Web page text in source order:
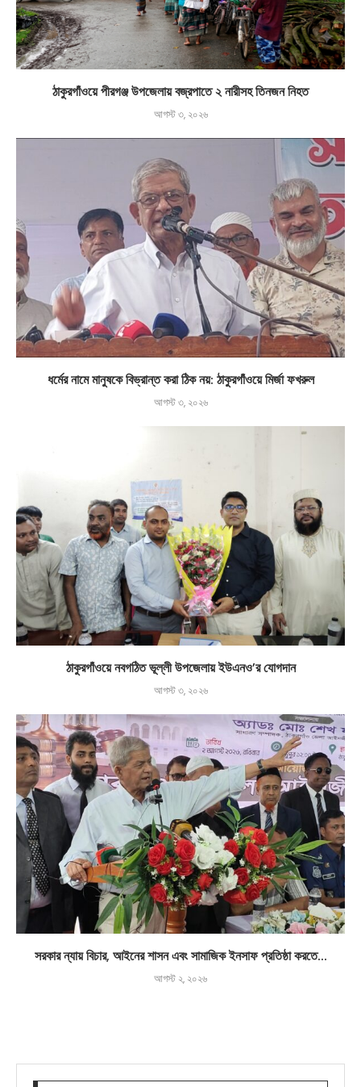
ঠাকুরগাঁওয়ে পীরগঞ্জ উপজেলায় বজ্রপাতে ২ নারীসহ তিনজন নিহত
আগস্ট ৩, ২০২৬
ধর্মের নামে মানুষকে বিভ্রান্ত করা ঠিক নয়: ঠাকুরগাঁওয়ে মির্জা ফখরুল
আগস্ট ৩, ২০২৬
ঠাকুরগাঁওয়ে নবগঠিত ভূল্লী উপজেলায় ইউএনও’র যোগদান
আগস্ট ৩, ২০২৬
সরকার ন্যায় বিচার, আইনের শাসন এবং সামাজিক ইনসাফ প্রতিষ্ঠা করতে...
আগস্ট ২, ২০২৬